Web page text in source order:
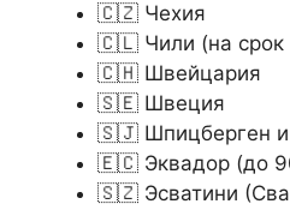
🇨🇿 Чехия
🇨🇱 Чили (на срок
🇨🇭 Швейцария
🇸🇪 Швеция
🇸🇯 Шпицберген
🇪🇨 Эквадор (до
🇸🇿 Эсватини